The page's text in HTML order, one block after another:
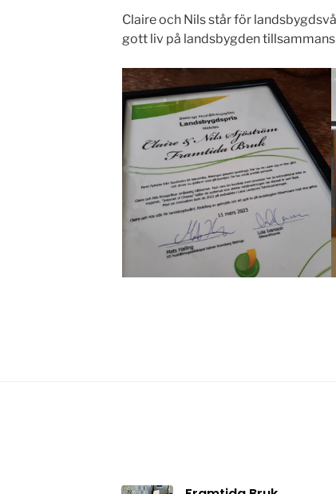
Claire och Nils står för
gott liv på landsbygden tillsammans